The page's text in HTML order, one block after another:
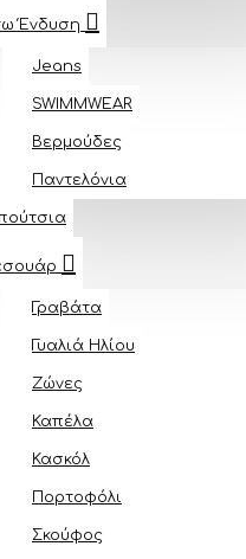
Ένδυση
Jeans
SWIMMWEAR
Βερμούδες
Παντελόνια
Γραβάτα
Γυαλιά Ηλίου
Ζώνες
Καπέλα
Κασκόλ
Πορτοφόλι
Σκούφος